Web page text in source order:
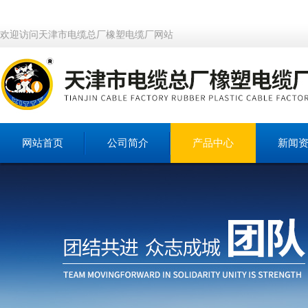
欢迎访问天津市电缆总厂橡塑电缆厂网站
网站首页 公司简介 产品中心 新闻